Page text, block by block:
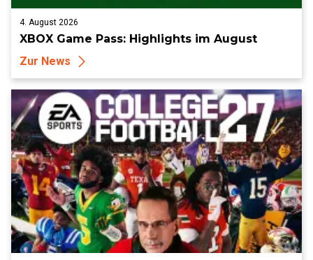
4. August 2026
XBOX Game Pass: Highlights im August
Zur News